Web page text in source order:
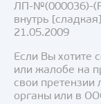
ЛП-№(000036)-
внутрь
21.05.2009
Если Вы хотите
или жалобе на
свои претензии
органы или в